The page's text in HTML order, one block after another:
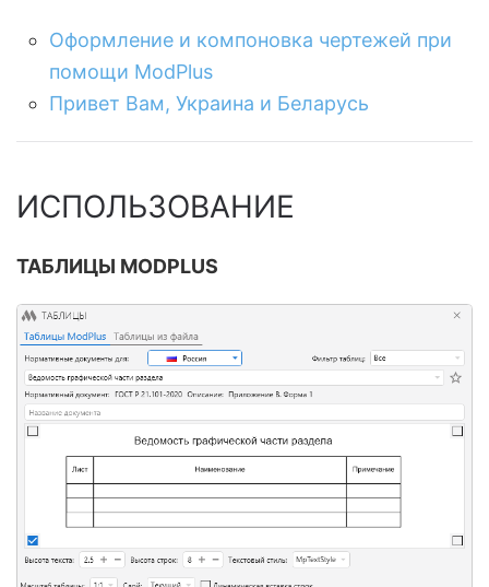
Оформление и компоновка чертежей при
помощи ModPlus
Привет Вам, Украина и Беларусь
ИСПОЛЬЗОВАНИЕ
ТАБЛИЦЫ MODPLUS